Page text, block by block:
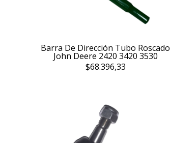
Barra De Dirección Tubo Roscado
John Deere 2420 3420 3530
$68.396,33